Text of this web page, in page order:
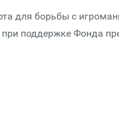
для борьбы с
поддержке Фонда